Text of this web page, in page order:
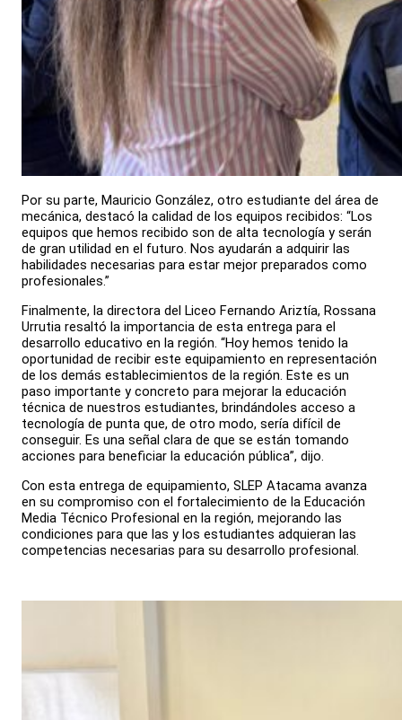
Por su parte, Mauricio González, otro estudiante del área de
mecánica, destacó la calidad de los equipos recibidos: “Los
equipos que hemos recibido son de alta tecnología y serán
de gran utilidad en el futuro. Nos ayudarán a adquirir las
habilidades necesarias para estar mejor preparados como
profesionales.”
Finalmente, la directora del Liceo Fernando Ariztía, Rossana
Urrutia resaltó la importancia de esta entrega para el
desarrollo educativo en la región. “Hoy hemos tenido la
oportunidad de recibir este equipamiento en representación
de los demás establecimientos de la región. Este es un
paso importante y concreto para mejorar la educación
técnica de nuestros estudiantes, brindándoles acceso a
tecnología de punta que, de otro modo, sería difícil de
conseguir. Es una señal clara de que se están tomando
acciones para beneficiar la educación pública”, dijo.
Con esta entrega de equipamiento, SLEP Atacama avanza
en su compromiso con el fortalecimiento de la Educación
Media Técnico Profesional en la región, mejorando las
condiciones para que las y los estudiantes adquieran las
competencias necesarias para su desarrollo profesional.